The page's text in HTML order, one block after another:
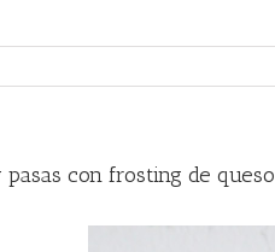
pasas con frosting de queso